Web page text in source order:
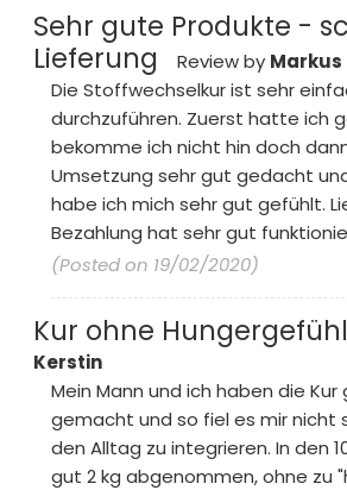
Sehr gute Produkte -
Lieferung
Review by Markus
Die Stoffwechselkur ist sehr
durchzuführen. Zuerst hatte ich
bekomme ich nicht hin doch
Umsetzung sehr gut gedacht
habe ich mich sehr gut gefühlt.
Bezahlung hat sehr gut
(Posted on 19/02/2020)
Kur ohne Hungergefühl
Kerstin
Mein Mann und ich haben die
gemacht und so fiel es mir nicht
den Alltag zu integrieren. In den
gut 2 kg abgenommen, ohne zu